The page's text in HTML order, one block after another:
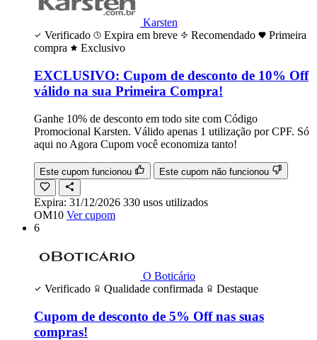
Karsten
Verificado
Expira em breve Recomendado
Primeira
compra
Exclusivo
EXCLUSIVO: Cupom de desconto de 10% Off
válido na sua Primeira Compra!
Ganhe 10% de desconto em todo site com Código
Promocional Karsten. Válido apenas 1 utilização por CPF. Só
aqui no Agora Cupom você economiza tanto!
Este cupom funcionou Este cupom não funcionou
Expira: 31/12/2026 330 usos utilizados
OM10 Ver cupom
6
O Boticário
Verificado
Qualidade confirmada Destaque
Cupom de desconto de 5% Off nas suas
compras!